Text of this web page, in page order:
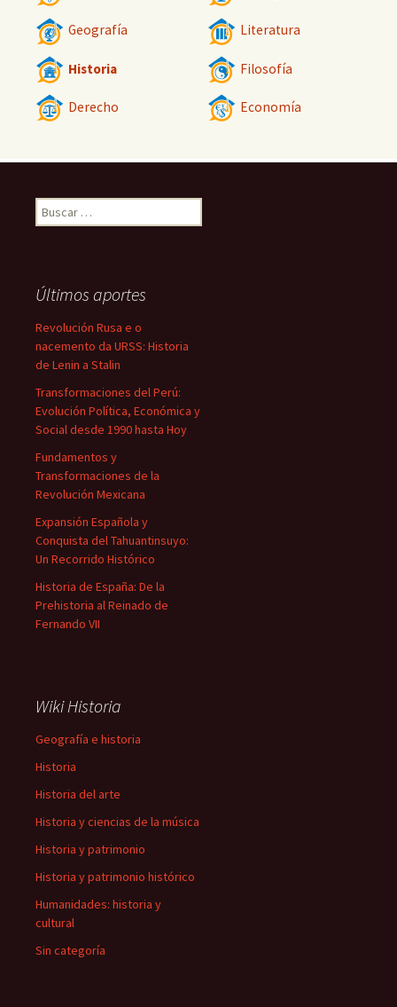
Geografía Literatura
Historia Filosofía
Derecho Economía
Buscar:
Últimos aportes
Revolución Rusa e o
nacemento da URSS: Historia
de Lenin a Stalin
Transformaciones del Perú:
Evolución Política, Económica y
Social desde 1990 hasta Hoy
Fundamentos y
Transformaciones de la
Revolución Mexicana
Expansión Española y
Conquista del Tahuantinsuyo:
Un Recorrido Histórico
Historia de España: De la
Prehistoria al Reinado de
Fernando VII
Wiki Historia
Geografía e historia
Historia
Historia del arte
Historia y ciencias de la música
Historia y patrimonio
Historia y patrimonio histórico
Humanidades: historia y
cultural
Sin categoría